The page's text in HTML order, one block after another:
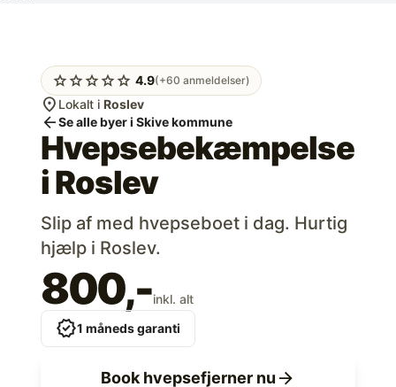
starstarstarstarstar 4.9(+60 anmeldelser)
location_on Lokalt i Roslev
arrow_backSe alle byer i Skive kommune
Hvepsebekæmpelse
iRoslev
Slip af med hvepseboet i dag. Hurtig
hjælp i Roslev.
800,-inkl. alt
verified1 måneds garanti
Book hvepsefjerner nu arrow_forward